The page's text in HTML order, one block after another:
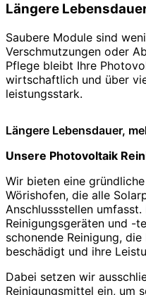
Längere
Saubere Module sind
Verschmutzungen oder
Pflege bleibt Ihre
wirtschaftlich und über
leistungsstark.
Längere Lebensdauer,
Unsere Photovoltaik
Wir bieten eine
Wörishofen, die alle
Anschlussstellen
Reinigungsgeräten und -
schonende Reinigung,
beschädigt und ihre
Dabei setzen wir
Reinigungsmittel ein, um